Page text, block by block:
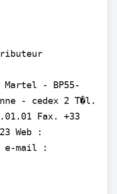
Martel - BP55-
- cedex 2 T�l.
Fax. +33
Web :
e-mail :